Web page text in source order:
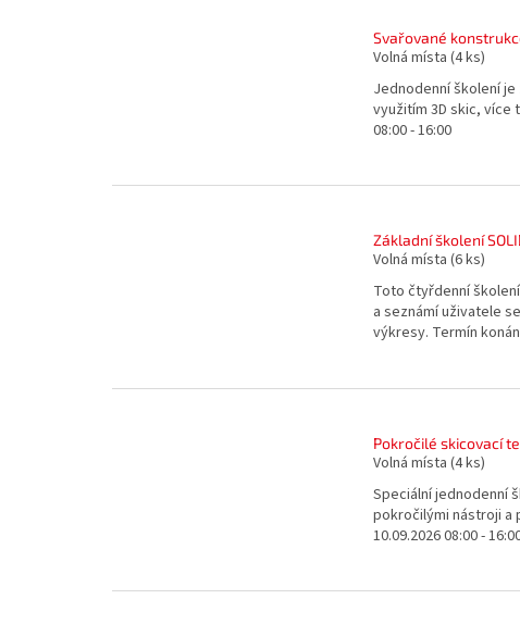
Svařované
Volná místa (4 ks)
Jednodenní školení
využitím 3D skic, více
08:00 - 16:00
Základní školení
Volná místa (6 ks)
Toto čtyřdenní
a seznámí uživatele
výkresy. Termín
Pokročilé skicovací
Volná místa (4 ks)
Speciální jednodenní
pokročilými nástroji a
10.09.2026 08:00 -